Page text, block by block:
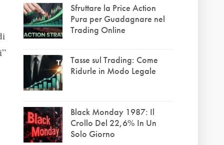
Sfruttare la Price Action
Pura per Guadagnare nel
Trading Online
Tasse sul Trading: Come
Ridurle in Modo Legale
Black Monday 1987: Il
Crollo Del 22,6% In Un
Solo Giorno